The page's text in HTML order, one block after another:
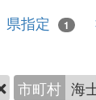
県指定 1
市町村 海